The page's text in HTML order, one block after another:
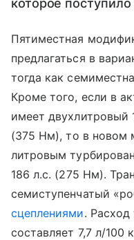
которое
Пятиместная
предлагаться в
тогда как
Кроме того, если в
имеет двухлитровый
(375 Нм), то в новом
литровым
186 л.с. (275 Нм).
семиступенчатый
сцеплениями.
составляет 7,7 л/100